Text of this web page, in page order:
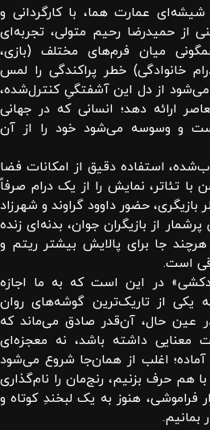
عمارت هما، با کارگردانی و
حمیدرضا رحیم متولی، تجربه‌ای
میان فرم‌های مختلف (بازی،
خانوادگی) خطر پراکندگی را لمس
از دل این آشفتگیِ کنترل‌شده،
ارائه دهد؛ انسانی که در جهانی
و وسوسه می‌شود خود را از آن
استفاده دقیق از امکانات فضا
با تئاتر، نمایش را از یک درام صرفاً
بازیگری، حضور داوود گراوند و شهرزاد
از بازیگران جوان، بدنه‌ای زنده
جا برای پالایش بیشتر ریتم و
است.
در این است که به ما اجازه
یکی از تاریک‌ترین گوشه‌های روان
عین حال، آن‌قدر صادق می‌ماند که
معنایی داشته باشد، نه معجزه‌ای
اغلب از همان‌جا شروع می‌شود
هم حرف بزنیم، رنج‌مان را نام‌گذاری
فراموشی، هنوز به یک لبخندِ کوتاه و